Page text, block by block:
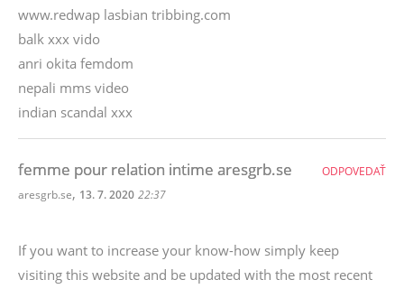
www.redwap lasbian tribbing.com
balk xxx vido
anri okita femdom
nepali mms video
indian scandal xxx
femme pour relation intime aresgrb.se
aresgrb.se, 13. 7. 2020 22:37
If you want to increase your know-how simply keep
visiting this website and be updated with the most recent
ODPOVEDAŤ